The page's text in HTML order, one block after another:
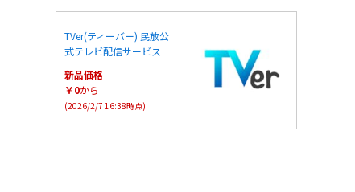
TVer(ティーバー) 民放公
式テレビ配信サービス
新品価格
￥0から
(2026/2/7 16:38時点)